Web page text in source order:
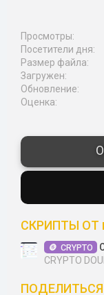
Просмотры
Посетители дня
Размер файла
Загружен
Обновление
Оценка
СКРИПТЫ ОТ
CRYPTO
CRYPTO
ПОДЕЛИТЬСЯ